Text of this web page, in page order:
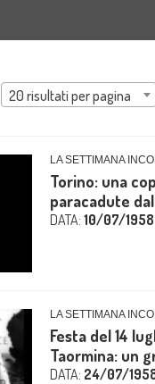
20 risultati per pagina
LA SETTIMANA
Torino: una
paracadute
DATA: 10/07/1958
LA SETTIMANA
Festa del 14
Taormina: un
DATA: 24/07/